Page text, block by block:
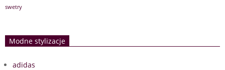
swetry
Modne stylizacje
adidas